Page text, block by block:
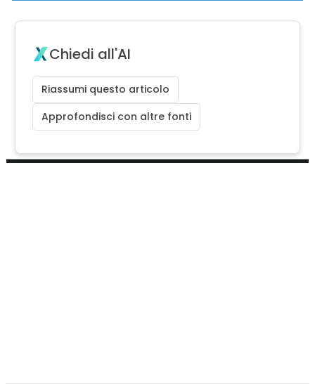
Chiedi all'AI
Riassumi questo articolo
Approfondisci con altre fonti